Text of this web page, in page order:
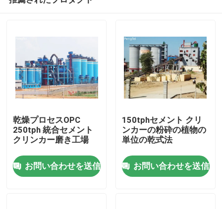
家
プロダクト
乾燥プロセスOPC
250tph 統合セメント
クリンカー磨き工場
お問い合わせを送信
150tphセメント クリ
ンカーの粉砕の植物の
単位の乾式法
お問い合わせを送信